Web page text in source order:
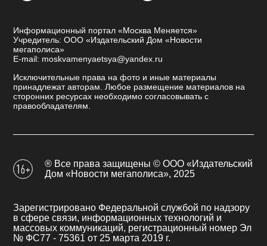
Информационный портал «Москва Меняется»
Учредитель: ООО «Издательский Дом «Новости
мегаполиса»
E-mail: moskvamenyaetsya@yandex.ru
Исключительные права на фото и иные материалы
принадлежат авторам. Любое размещение материалов на
сторонних ресурсах необходимо согласовывать с
правообладателям.
® Все права защищены © ООО «Издательский
Дом «Новости мегаполиса», 2025
Зарегистрировано Федеральной службой по надзору
в сфере связи, информационных технологий и
массовых коммуникаций, регистрационный номер Эл
№ ФС77 - 75361 от 25 марта 2019 г.